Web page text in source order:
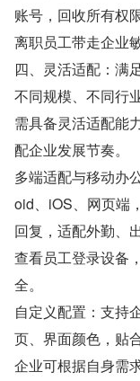
账号，回收所有权
离职员工带走企业
四、灵活适配：满
不同规模、不同行
需具备灵活适配能
配企业发展节奏。
多端适配与移动办
oid、iOS、网页端
回复，适配外勤、
查看员工登录设备
全。
自定义配置：支持
页、界面颜色，贴
企业可根据自身需